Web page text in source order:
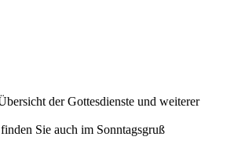
der Gottesdienste und weiterer
Sie auch im Sonntagsgruß